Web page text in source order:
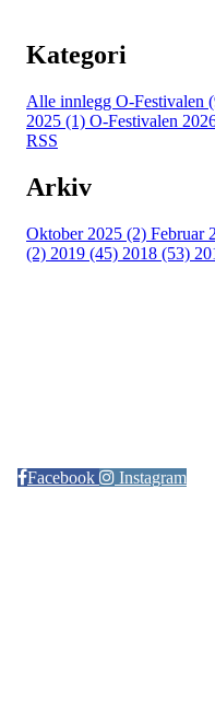
Kategori
Alle innlegg O-Festivalen
2025 (1) O-Festivalen
RSS
Arkiv
Oktober 2025 (2) Februar
(2) 2019 (45) 2018 (53)
Facebook Instagram